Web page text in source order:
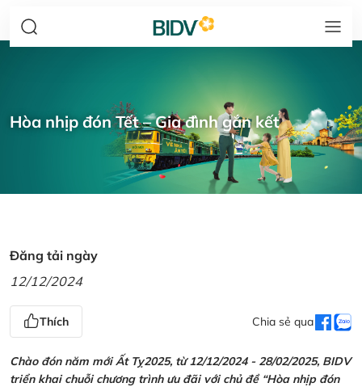
Hòa nhịp đón Tết – Gia đình gắn kết
Đăng tải ngày
12/12/2024
Thích Chia sẻ qua
Chào đón năm mới Ất Tỵ2025, từ 12/12/2024 - 28/02/2025, BIDV
triển khai chuỗi chương trình ưu đãi với chủ đề “Hòa nhịp đón